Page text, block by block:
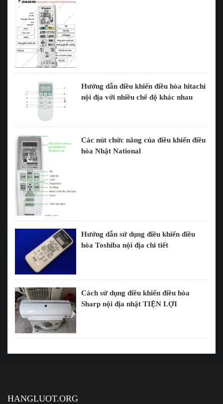
Hướng dẫn điều khiển điều hòa hitachi
nội địa với nhiều chế độ khác nhau
Các nút chức năng của điều khiển điều
hòa Nhật National
Hướng dẫn sử dụng điều khiển điều
hòa Toshiba nội địa chi tiết
Cách sử dụng điều khiển điều hòa
Sharp nội địa nhật TIỆN LỢI
HANGLUOT.ORG